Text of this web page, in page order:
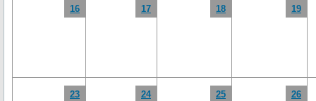
16 17 18 19
23 24 25 26